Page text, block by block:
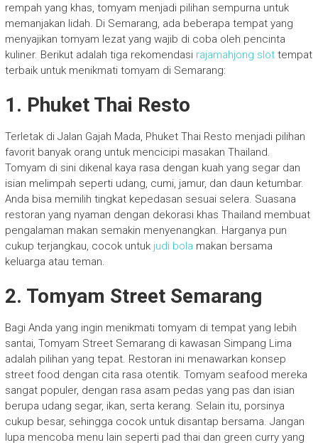
rempah yang khas, tomyam menjadi pilihan sempurna untuk
memanjakan lidah. Di Semarang, ada beberapa tempat yang
menyajikan tomyam lezat yang wajib di coba oleh pencinta
kuliner. Berikut adalah tiga rekomendasi rajamahjong slottempat
terbaik untuk menikmati tomyam di Semarang:
1. Phuket Thai Resto
Terletak di Jalan Gajah Mada, Phuket Thai Resto menjadi pilihan
favorit banyak orang untuk mencicipi masakan Thailand.
Tomyam di sini dikenal kaya rasa dengan kuah yang segar dan
isian melimpah seperti udang, cumi, jamur, dan daun ketumbar.
Anda bisa memilih tingkat kepedasan sesuai selera. Suasana
restoran yang nyaman dengan dekorasi khas Thailand membuat
pengalaman makan semakin menyenangkan. Harganya pun
cukup terjangkau, cocok untuk judi bola makan bersama
keluarga atau teman.
2. Tomyam Street Semarang
Bagi Anda yang ingin menikmati tomyam di tempat yang lebih
santai, Tomyam Street Semarang di kawasan Simpang Lima
adalah pilihan yang tepat. Restoran ini menawarkan konsep
street food dengan cita rasa otentik. Tomyam seafood mereka
sangat populer, dengan rasa asam pedas yang pas dan isian
berupa udang segar, ikan, serta kerang. Selain itu, porsinya
cukup besar, sehingga cocok untuk disantap bersama. Jangan
lupa mencoba menu lain seperti pad thai dan green curry yang